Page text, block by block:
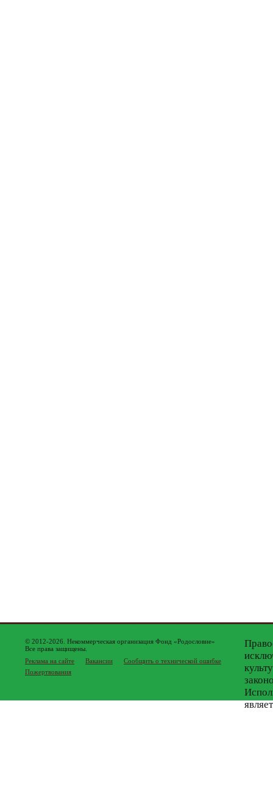
© 2012-2026. Некоммерческая организация Фонд «Родословие»
Все права защищены.
Реклама на сайте
Вакансии
Сообщить о технической ошибке
Пожертвования